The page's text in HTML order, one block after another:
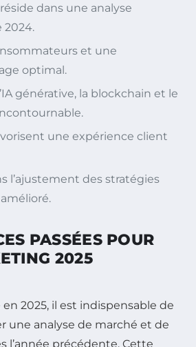
dans une analyse
2024.
et une
optimal.
générative, la blockchain et le
une expérience client
l’ajustement des stratégies
PASSÉES POUR
2025
2025, il est indispensable de
une analyse de marché et de
l’année précédente. Cette